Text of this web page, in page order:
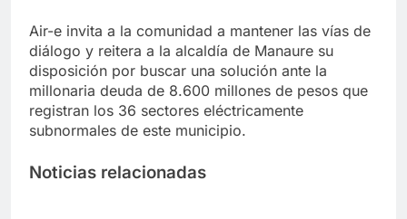
Air-e invita a la comunidad a mantener las vías de
diálogo y reitera a la alcaldía de Manaure su
disposición por buscar una solución ante la
millonaria deuda de 8.600 millones de pesos que
registran los 36 sectores eléctricamente
subnormales de este municipio.
Noticias relacionadas